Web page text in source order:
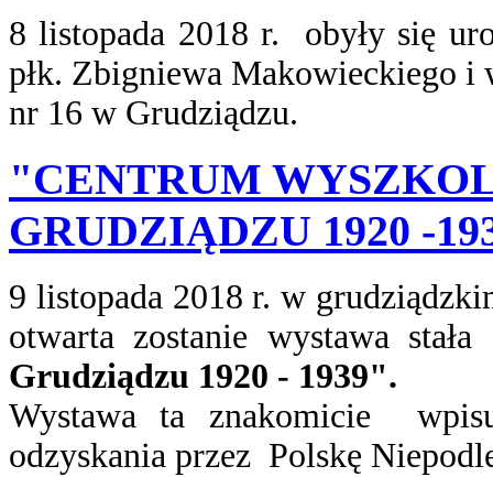
8 listopada 2018 r. obyły się
płk. Zbigniewa Makowieckiego i
nr 16 w Grudziądzu.
"CENTRUM
GRUDZIĄDZU 1920 -
9 listopada 2018 r. w
otwarta zostanie wystawa stała
Grudziądzu 1920 - 1939".
Wystawa ta znakomicie
odzyskania przez Polskę